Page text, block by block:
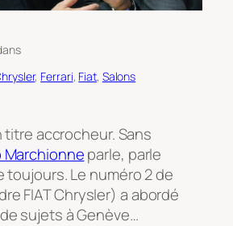
, Ferrari, Fiat, Salons
titre accrocheur. Sans
Marchionneparle, parle
toujours. Le numéro 2 de
FIAT Chrysler) a abordé
sujets à Genève…